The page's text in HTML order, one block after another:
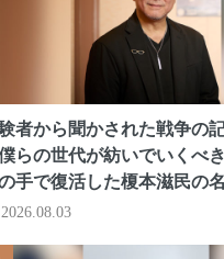
者から聞かされた戦争の
らの世代が紡いでいくべ
手で復活した榎本滋民の
2026.08.03